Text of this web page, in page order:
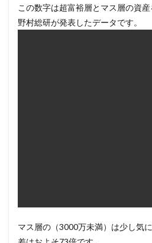
この数字は超富裕層とマス層の資
野村総研が発表したデータです。
マス層の（3000万未満）は少し気